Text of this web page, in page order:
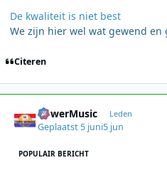
De kwaliteit is niet best
We zijn hier wel wat gewend
Citeren
PowerMusic Leden
Geplaatst 5 juni5 jun
POPULAIR BERICHT